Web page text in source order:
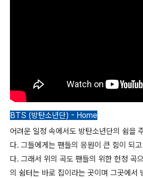
BTS (방탄소년단) - Home
어려운 일정 속에서도 방탄소년단의 쉼을
다. 그들에게는 팬들의 응원이 큰 힘이 되
다. 그래서 위의 곡도 팬들의 위한 헌정 곡
의 쉼터는 바로 집이라는 곳이며 그곳에서